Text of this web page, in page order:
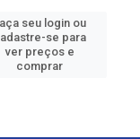
seu login ou
se para
ver preços e
comprar